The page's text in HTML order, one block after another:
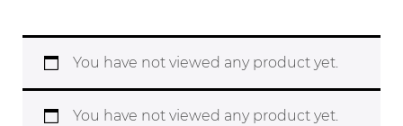
You have not viewed any product yet.
You have not viewed any product yet.